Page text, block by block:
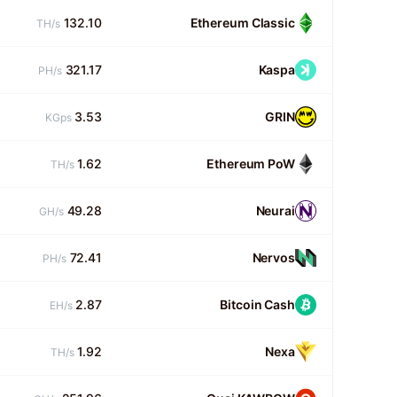
Ethereum Classic
132.10
TH/s
Kaspa
321.17
PH/s
GRIN
3.53
KGps
Ethereum PoW
1.62
TH/s
Neurai
49.28
GH/s
Nervos
72.41
PH/s
Bitcoin Cash
2.87
EH/s
Nexa
1.92
TH/s